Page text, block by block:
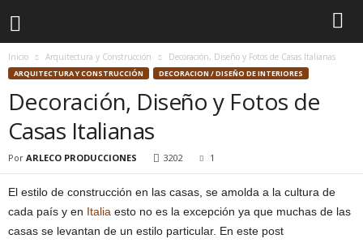
Inicio Arquitectura y Construcción Decoración, Diseño y Fotos de Casas Italianas
ARQUITECTURA Y CONSTRUCCIÓN DECORACION / DISEÑO DE INTERIORES
Decoración, Diseño y Fotos de
Casas Italianas
Por ARLECO PRODUCCIONES 3202 1
El estilo de construcción en las casas, se amolda a la cultura de
cada país y en Italia esto no es la excepción ya que muchas de las
casas se levantan de un estilo particular. En este post